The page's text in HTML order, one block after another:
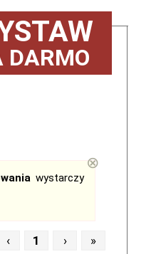
DARMO
wystarczy
⊗
‹ 1 › »